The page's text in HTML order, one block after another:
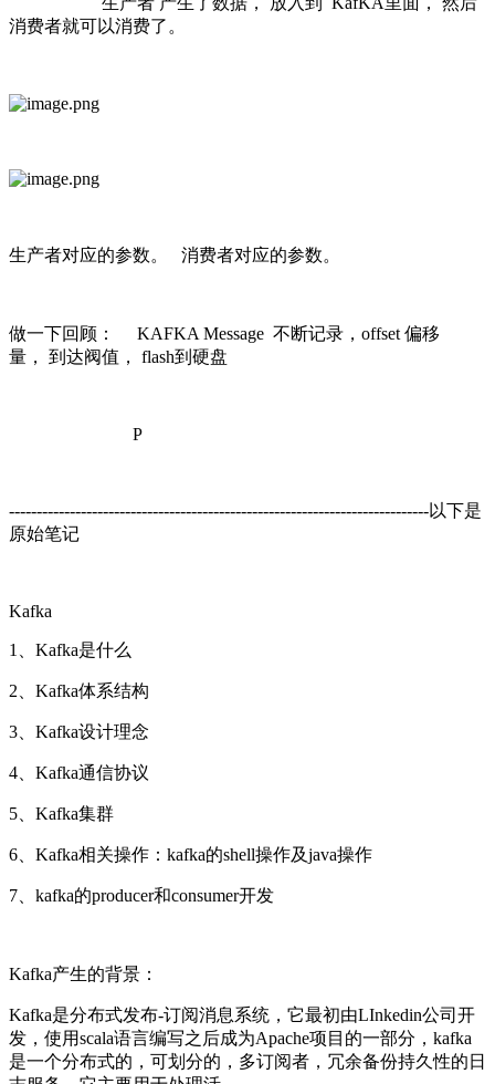
消费者就可以消费了。
生产者对应的参数。 消费者对应的参数。
做一下回顾： KAFKA Message 不断记录，offset 偏移
量， 到达阀值， flash到硬盘
P
----------------------------------------------------------------------------以下是
原始笔记
Kafka
1、Kafka是什么
2、Kafka体系结构
3、Kafka设计理念
4、Kafka通信协议
5、Kafka集群
6、Kafka相关操作：kafka的shell操作及java操作
7、kafka的producer和consumer开发
Kafka产生的背景：
Kafka是分布式发布-订阅消息系统，它最初由LInkedin公司开
发，使用scala语言编写之后成为Apache项目的一部分，kafka
是一个分布式的，可划分的，多订阅者，冗余备份持久性的日